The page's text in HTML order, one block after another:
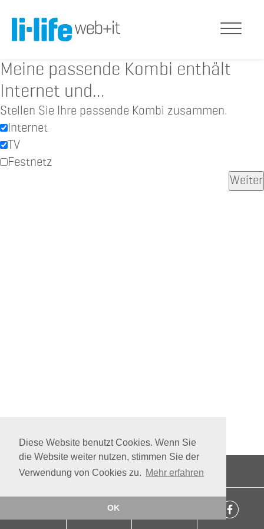
Diese Website benutzt Cookies. Wenn Sie
die Website weiter nutzen, stimmen Sie der
Verwendung von Cookies zu. Mehr erfahren
OK
Meine passende Kombi enthält
Internet und...
Stellen Sie Ihre passende Kombi zusammen.
Internet
TV
Festnetz
Weiter
AGB·Jobs ·Datenschutz·Impressum